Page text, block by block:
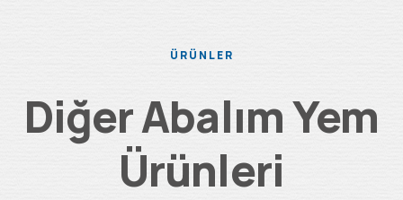
ÜRÜNLER
Diğer Abalım Yem
Ürünleri